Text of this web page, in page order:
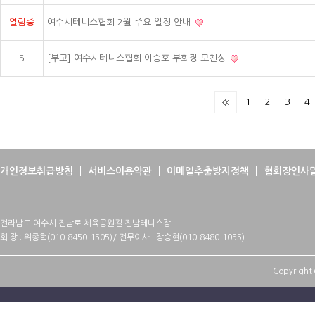
열람중 여수시테니스협회 2월 주요 일정 안내
5 [부고] 여수시테니스협회 이승호 부회장 모친상
1 2 3 4
개인정보취급방침 서비스이용약관 이메일추출방지정책 협회장인사
전라남도 여수시 진남로 체육공원길 진남테니스장
회 장 : 위종혁(010-8450-1505)/ 전무이사 : 장승현(010-8480-1055)